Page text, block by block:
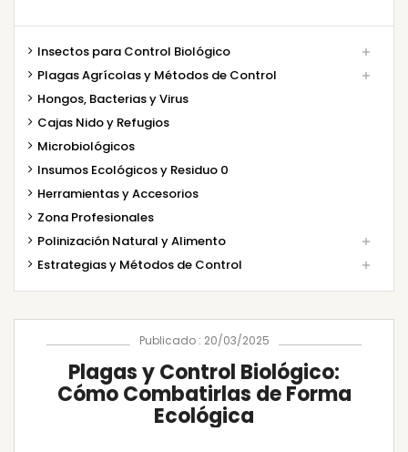
Insectos para Control Biológico 
Plagas Agrícolas y Métodos de Control 
Hongos, Bacterias y Virus
Cajas Nido y Refugios
Microbiológicos
Insumos Ecológicos y Residuo 0
Herramientas y Accesorios
Zona Profesionales
Polinización Natural y Alimento

Estrategias y Métodos de Control 
Publicado : 20/03/2025
Plagas y Control Biológico:
Cómo Combatirlas de Forma
Ecológica